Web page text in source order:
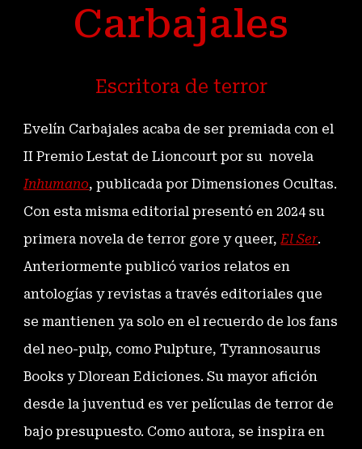
Carbajales
Escritora de terror
Evelín Carbajales acaba de ser premiada con el
II Premio Lestat de Lioncourt por su novela
Inhumano,publicada por Dimensiones Ocultas.
Con esta misma editorial presentó en 2024 su
primera novela de terror gore y queer,El Ser.
Anteriormente publicó varios relatos en
antologías y revistas a través editoriales que
se mantienen ya solo en el recuerdo de los fans
del neo-pulp, como Pulpture, Tyrannosaurus
Books y Dlorean Ediciones. Su mayor afición
desde la juventud es ver películas de terror de
bajo presupuesto. Como autora, se inspira en